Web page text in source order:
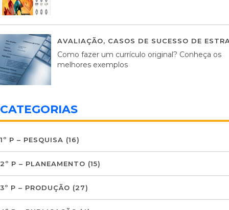
AVALIAÇÃO, CASOS DE SUCESSO DE
Como fazer um currículo original? Conheça os
melhores exemplos
CATEGORIAS
1º P – PESQUISA (16)
2º P – PLANEAMENTO (15)
3º P – PRODUÇÃO (27)